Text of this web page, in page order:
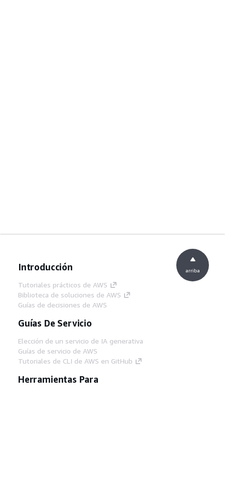
Introducción
Tutoriales prácticos de AWS
Biblioteca de soluciones de AWS
Guías de decisiones de AWS
Guías De Servicio
Elección de un servicio de IA generativa
Guías de servicio de AWS
Tutoriales de CLI de AWS en GitHub
Herramientas Para
arriba